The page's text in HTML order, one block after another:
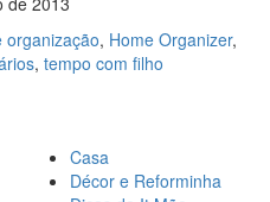
organização, Home Organizer,
, tempo com filho
Casa
Décor e Reforminha